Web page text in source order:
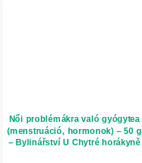
Női problémákra való gyógytea
(menstruáció, hormonok) – 50 g
– Bylinářství U Chytré horákyně